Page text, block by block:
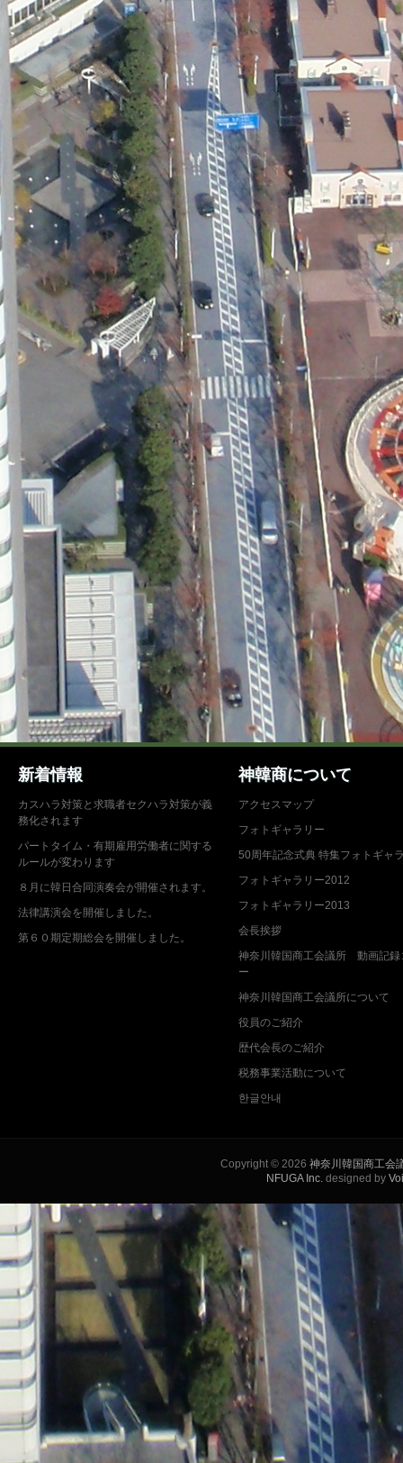
新着情報
カスハラ対策と求職者セクハラ対策が義
務化されます
パートタイム・有期雇用労働者に関する
ルールが変わります
８月に韓日合同演奏会が開催されます。
法律講演会を開催しました。
第６０期定期総会を開催しました。
神韓商について
アクセスマップ
フォトギャラリー
50周年記念式典 特集フォトギャ
フォトギャラリー2012
フォトギャラリー2013
会長挨拶
神奈川韓国商工会議所 動画記録
ー
神奈川韓国商工会議所について
役員のご紹介
歴代会長のご紹介
税務事業活動について
한글안내
Copyright © 2026 神奈川韓国商工会
NFUGA Inc. designed by